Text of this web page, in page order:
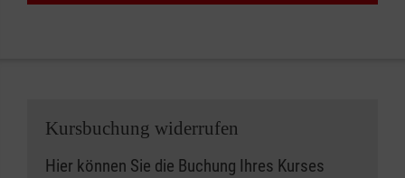
Kursbuchung widerrufen
Hier können Sie die Buchung Ihres Kurses